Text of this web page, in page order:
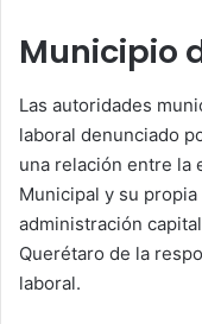
Municipio
Las autoridades
laboral denunciado
una relación entre la
Municipal y su
administración
Querétaro de la
laboral.